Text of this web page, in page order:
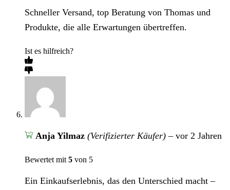
Schneller Versand, top Beratung von Thomas und
Produkte, die alle Erwartungen übertreffen.
Ist es hilfreich?
Anja Yilmaz (Verifizierter Käufer) – vor 2 Jahren
Bewertet mit 5 von 5
Ein Einkaufserlebnis, das den Unterschied macht –